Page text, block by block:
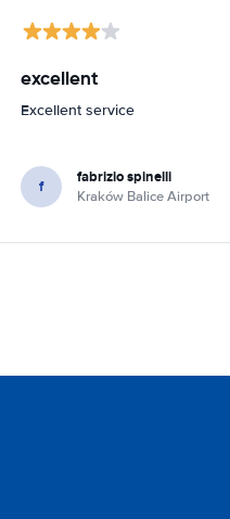
excellent
Excellent service
f fabrizio spinelli
Kraków Balice Airport